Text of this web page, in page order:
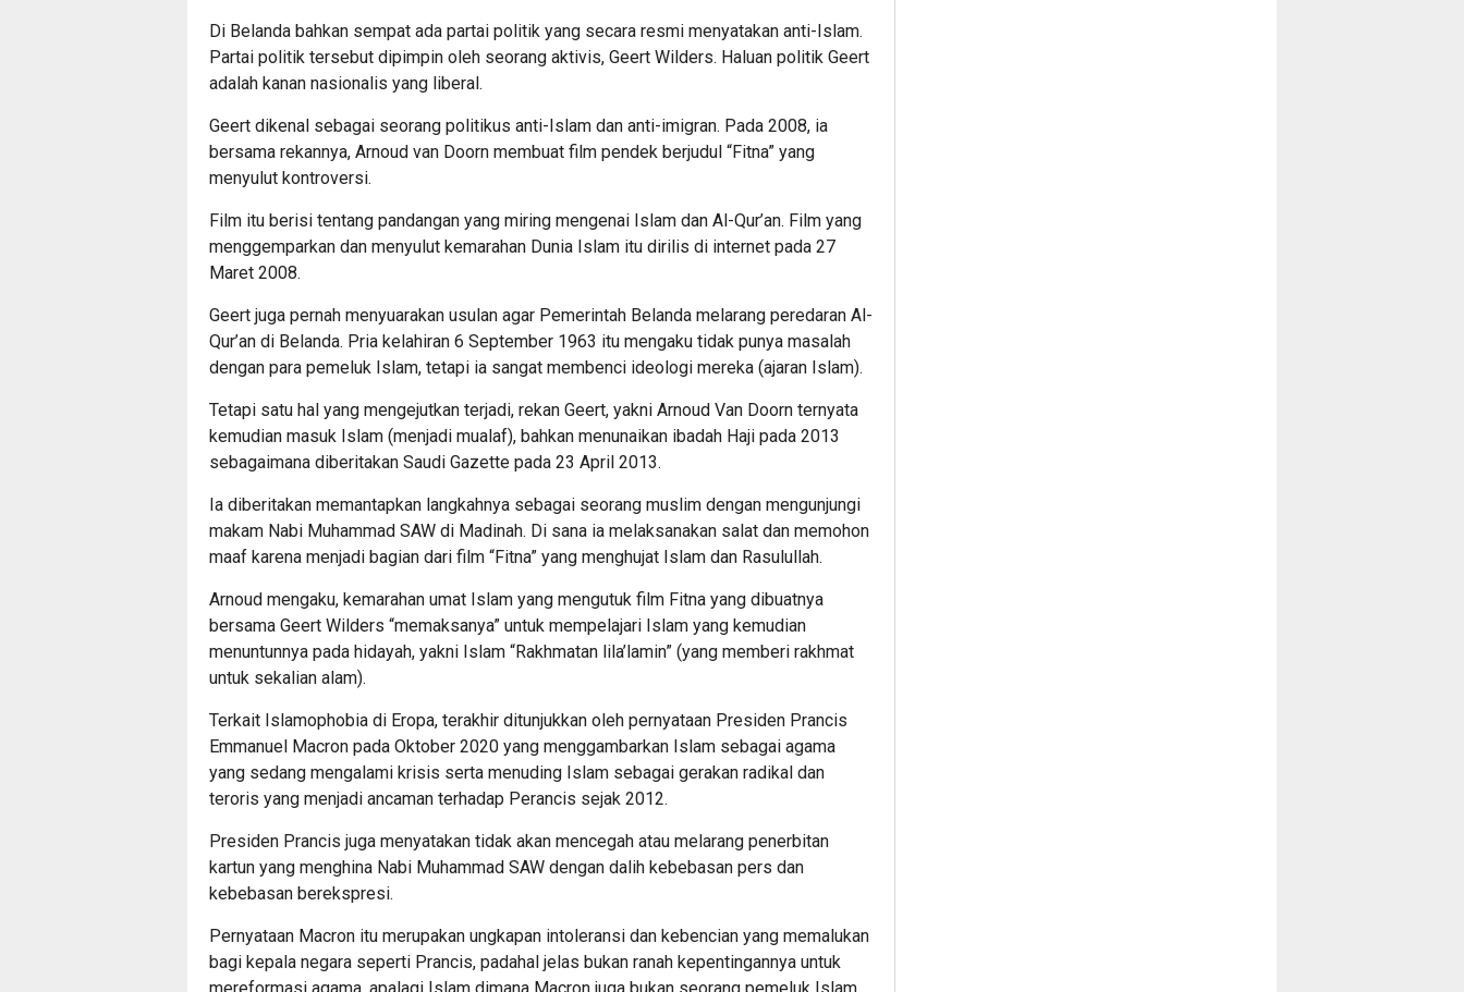
Di Belanda bahkan sempat ada partai politik yang secara resmi menyatakan anti-Islam.
Partai politik tersebut dipimpin oleh seorang aktivis, Geert Wilders. Haluan politik Geert
adalah kanan nasionalis yang liberal.
Geert dikenal sebagai seorang politikus anti-Islam dan anti-imigran. Pada 2008, ia
bersama rekannya, Arnoud van Doorn membuat film pendek berjudul “Fitna” yang
menyulut kontroversi.
Film itu berisi tentang pandangan yang miring mengenai Islam dan Al-Qur’an. Film yang
menggemparkan dan menyulut kemarahan Dunia Islam itu dirilis di internet pada 27
Maret 2008.
Geert juga pernah menyuarakan usulan agar Pemerintah Belanda melarang peredaran Al-
Qur’an di Belanda. Pria kelahiran 6 September 1963 itu mengaku tidak punya masalah
dengan para pemeluk Islam, tetapi ia sangat membenci ideologi mereka (ajaran Islam).
Tetapi satu hal yang mengejutkan terjadi, rekan Geert, yakni Arnoud Van Doorn ternyata
kemudian masuk Islam (menjadi mualaf), bahkan menunaikan ibadah Haji pada 2013
sebagaimana diberitakan Saudi Gazette pada 23 April 2013.
Ia diberitakan memantapkan langkahnya sebagai seorang muslim dengan mengunjungi
makam Nabi Muhammad SAW di Madinah. Di sana ia melaksanakan salat dan memohon
maaf karena menjadi bagian dari film “Fitna” yang menghujat Islam dan Rasulullah.
Arnoud mengaku, kemarahan umat Islam yang mengutuk film Fitna yang dibuatnya
bersama Geert Wilders “memaksanya” untuk mempelajari Islam yang kemudian
menuntunnya pada hidayah, yakni Islam “Rakhmatan lila’lamin” (yang memberi rakhmat
untuk sekalian alam).
Terkait Islamophobia di Eropa, terakhir ditunjukkan oleh pernyataan Presiden Prancis
Emmanuel Macron pada Oktober 2020 yang menggambarkan Islam sebagai agama
yang sedang mengalami krisis serta menuding Islam sebagai gerakan radikal dan
teroris yang menjadi ancaman terhadap Perancis sejak 2012.
Presiden Prancis juga menyatakan tidak akan mencegah atau melarang penerbitan
kartun yang menghina Nabi Muhammad SAW dengan dalih kebebasan pers dan
kebebasan berekspresi.
Pernyataan Macron itu merupakan ungkapan intoleransi dan kebencian yang memalukan
bagi kepala negara seperti Prancis, padahal jelas bukan ranah kepentingannya untuk